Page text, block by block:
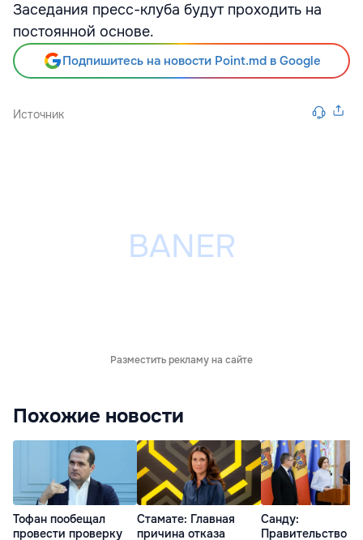
Заседания пресс-клуба будут проходить на
постоянной основе.
Подпишитесь на новости Point.md в Google
Источник
Разместить рекламу на сайте
Похожие новости
Тофан пообещал
провести проверку
Стамате: Главная
причина отказа
Санду:
Правительство